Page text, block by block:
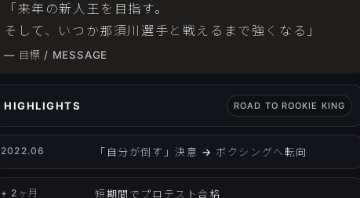
「来年の新人王を目指す。
そして、いつか那須川選手と戦えるまで強くなる」
— 目標 / MESSAGE
HIGHLIGHTS ROAD TO ROOKIE KING
2022.06 「自分が倒す」決意 → ボクシングへ転向
+ 2ヶ月 短期間でプロテスト合格